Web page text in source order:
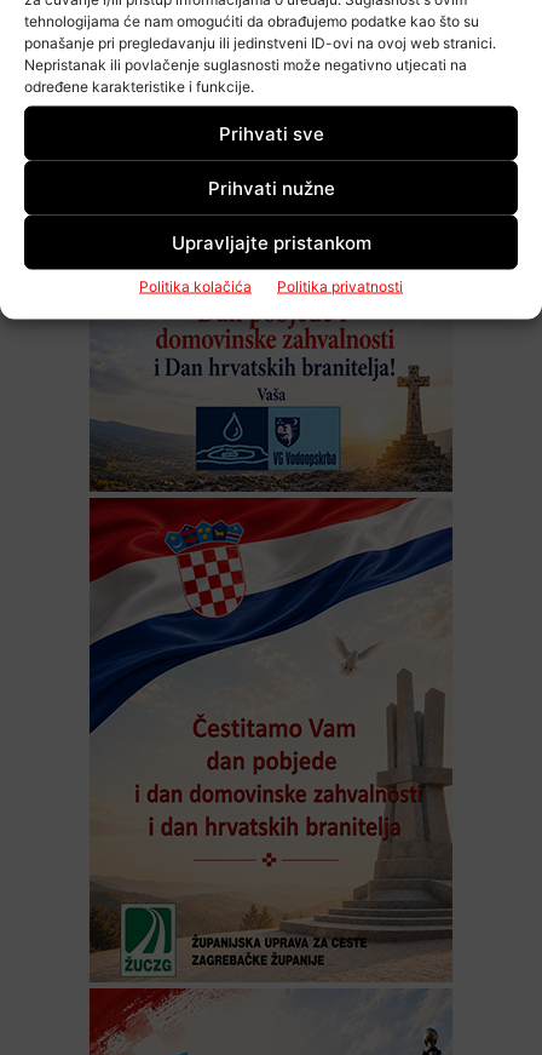
tehnologijama će nam omogućiti da obrađujemo podatke kao što su
ponašanje pri pregledavanju ili jedinstveni ID-ovi na ovoj web stranici.
Nepristanak ili povlačenje suglasnosti može negativno utjecati na
određene karakteristike i funkcije.
Prihvati sve
Prihvati nužne
Upravljajte pristankom
Politika kolačića Politika privatnosti